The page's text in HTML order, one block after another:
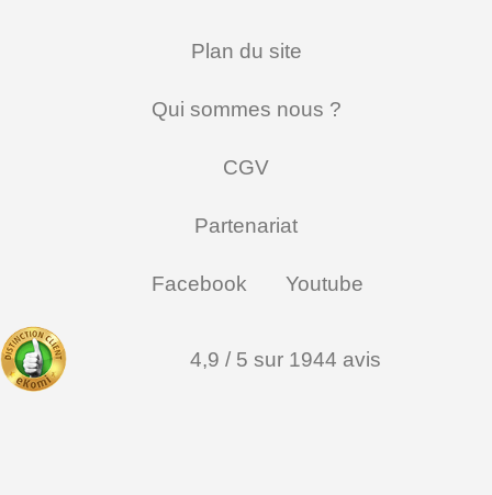
Plan du site
Qui sommes nous ?
CGV
Partenariat
Facebook Youtube
4,9 / 5 sur 1944 avis